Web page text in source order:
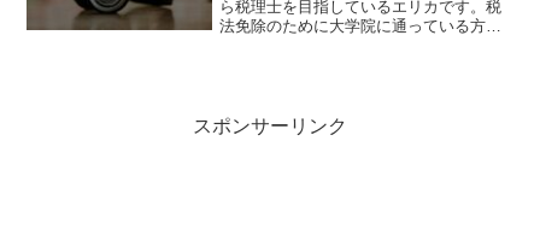
ら税理士を目指しているエリカです。税
法免除のために大学院に通っている方は
スポンサーリンク